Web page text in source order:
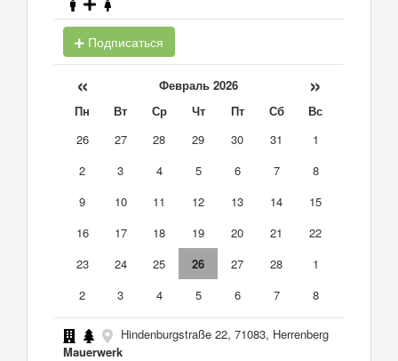
Подписаться
« Февраль 2026 »
Пн Вт Ср Чт Пт Сб
Вс
26
27 28 29 30 31
1
2
3 4 5 6 7
8
9
10 11 12 13 14
15
16
17 18 19 20 21
22
23
24 25 26 27 28
1
2
3 4 5 6 7 8
Hindenburgstraße 22, 71083, Herrenberg
Mauerwerk